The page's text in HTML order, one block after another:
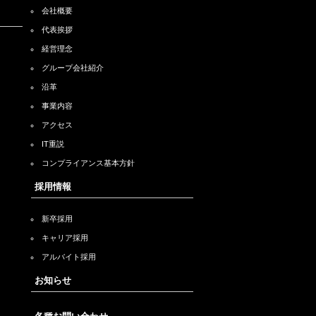
会社概要
代表挨拶
経営理念
グループ会社紹介
沿革
事業内容
アクセス
IT重説
コンプライアンス基本方針
採用情報
新卒採用
キャリア採用
アルバイト採用
お知らせ